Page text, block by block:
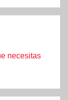
necesitas